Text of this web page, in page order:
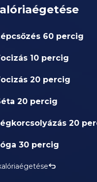
60 percig
10 percig
20 percig
20 percig
20
30 percig